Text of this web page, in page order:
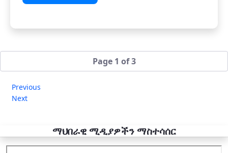
Page 1 of 3
Previous
Next
ማህበራዊ ሚዲያዎችን ማስተሳሰር